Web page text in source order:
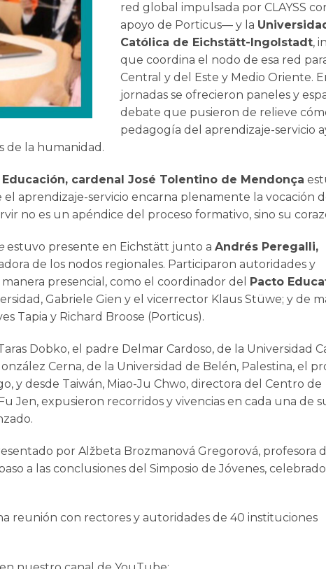
red global impulsada por CLAYSS
apoyo de Porticus— y la
Católica de Eichstätt-Ingolstadt,
que coordina el nodo de esa red
Central y del Este y Medio Oriente.
jornadas se ofrecieron paneles y
debate que pusieron de relieve
pedagogía del aprendizaje-servicio
de la humanidad.
cardenal José Tolentino de Mendonça
aprendizaje-servicio encarna plenamente la vocación
no es un apéndice del proceso formativo, sino su
estuvo presente en Eichstätt junto a Andrés Peregalli,
de los nodos regionales. Participaron autoridades y
presencial, como el coordinador del Pacto
Gabriele Gien y el vicerrector Klaus Stüwe; y de
Tapia y Richard Broose (Porticus).
Dobko, el padre Delmar Cardoso, de la Universidad
Cerna, de la Universidad de Belén, Palestina, el
y desde Taiwán, Miao-Ju Chwo, directora del Centro de
Jen, expusieron recorridos y vivencias en cada una de
por Alžbeta Brozmanová Gregorová, profesora
a las conclusiones del Simposio de Jóvenes,
reunión con rectores y autoridades de 40 instituciones